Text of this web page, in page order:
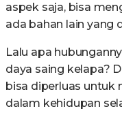
aspek saja, bisa
ada bahan lain yang
Lalu apa
daya saing kelapa?
bisa diperluas untuk
dalam kehidupan